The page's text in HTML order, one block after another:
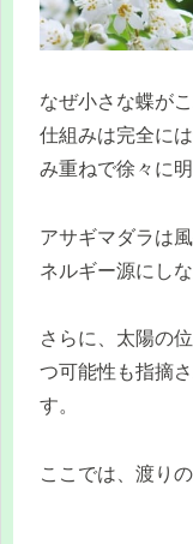
なぜ小さな蝶が
仕組みは完全に
み重ねで徐々に
アサギマダラは
ネルギー源にし
さらに、太陽の
つ可能性も指摘
す。
ここでは、渡り